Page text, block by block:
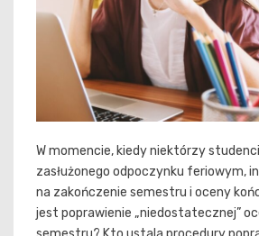
W momencie, kiedy niektórzy
zasłużonego odpoczynku feriowym,
na zakończenie semestru i oceny
jest poprawienie „niedostatecznej”